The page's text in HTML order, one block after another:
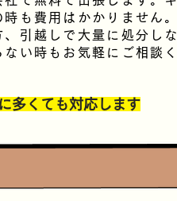
時も費用はかかりません。
、引越しで大量に処分しな
ない時もお気軽にご相談く
多くても対応します